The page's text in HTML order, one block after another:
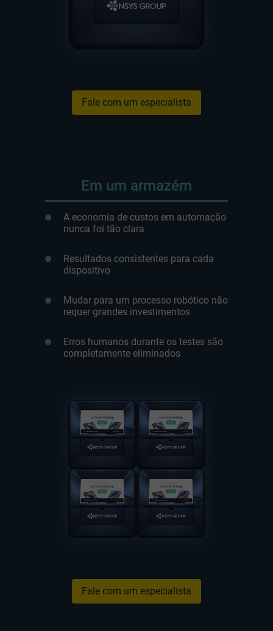
Em um armazém
Fale com um especialista
A economia de custos em automação
nunca foi tão clara
Resultados consistentes para cada
dispositivo
Mudar para um processo robótico não
requer grandes investimentos
Erros humanos durante os testes são
completamente eliminados
Fale com um especialista